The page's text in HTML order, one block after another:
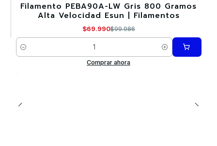
-30%
Filamento PEBA90A-LW Gris 800 Gramos
Alta Velocidad Esun | Filamentos
$69.990$99.986
Cantidad
Comprar ahora